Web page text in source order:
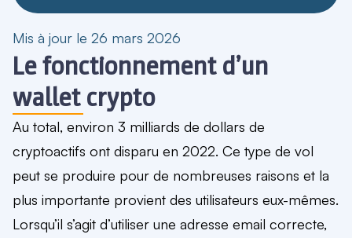
Mis à jour le 26 mars 2026
Le fonctionnement d’un
wallet crypto
Au total, environ 3 milliards de dollars de
cryptoactifs ont disparu en 2022. Ce type de vol
peut se produire pour de nombreuses raisons et la
plus importante provient des utilisateurs eux-mêmes.
Lorsqu’il s’agit d’utiliser une adresse email correcte,